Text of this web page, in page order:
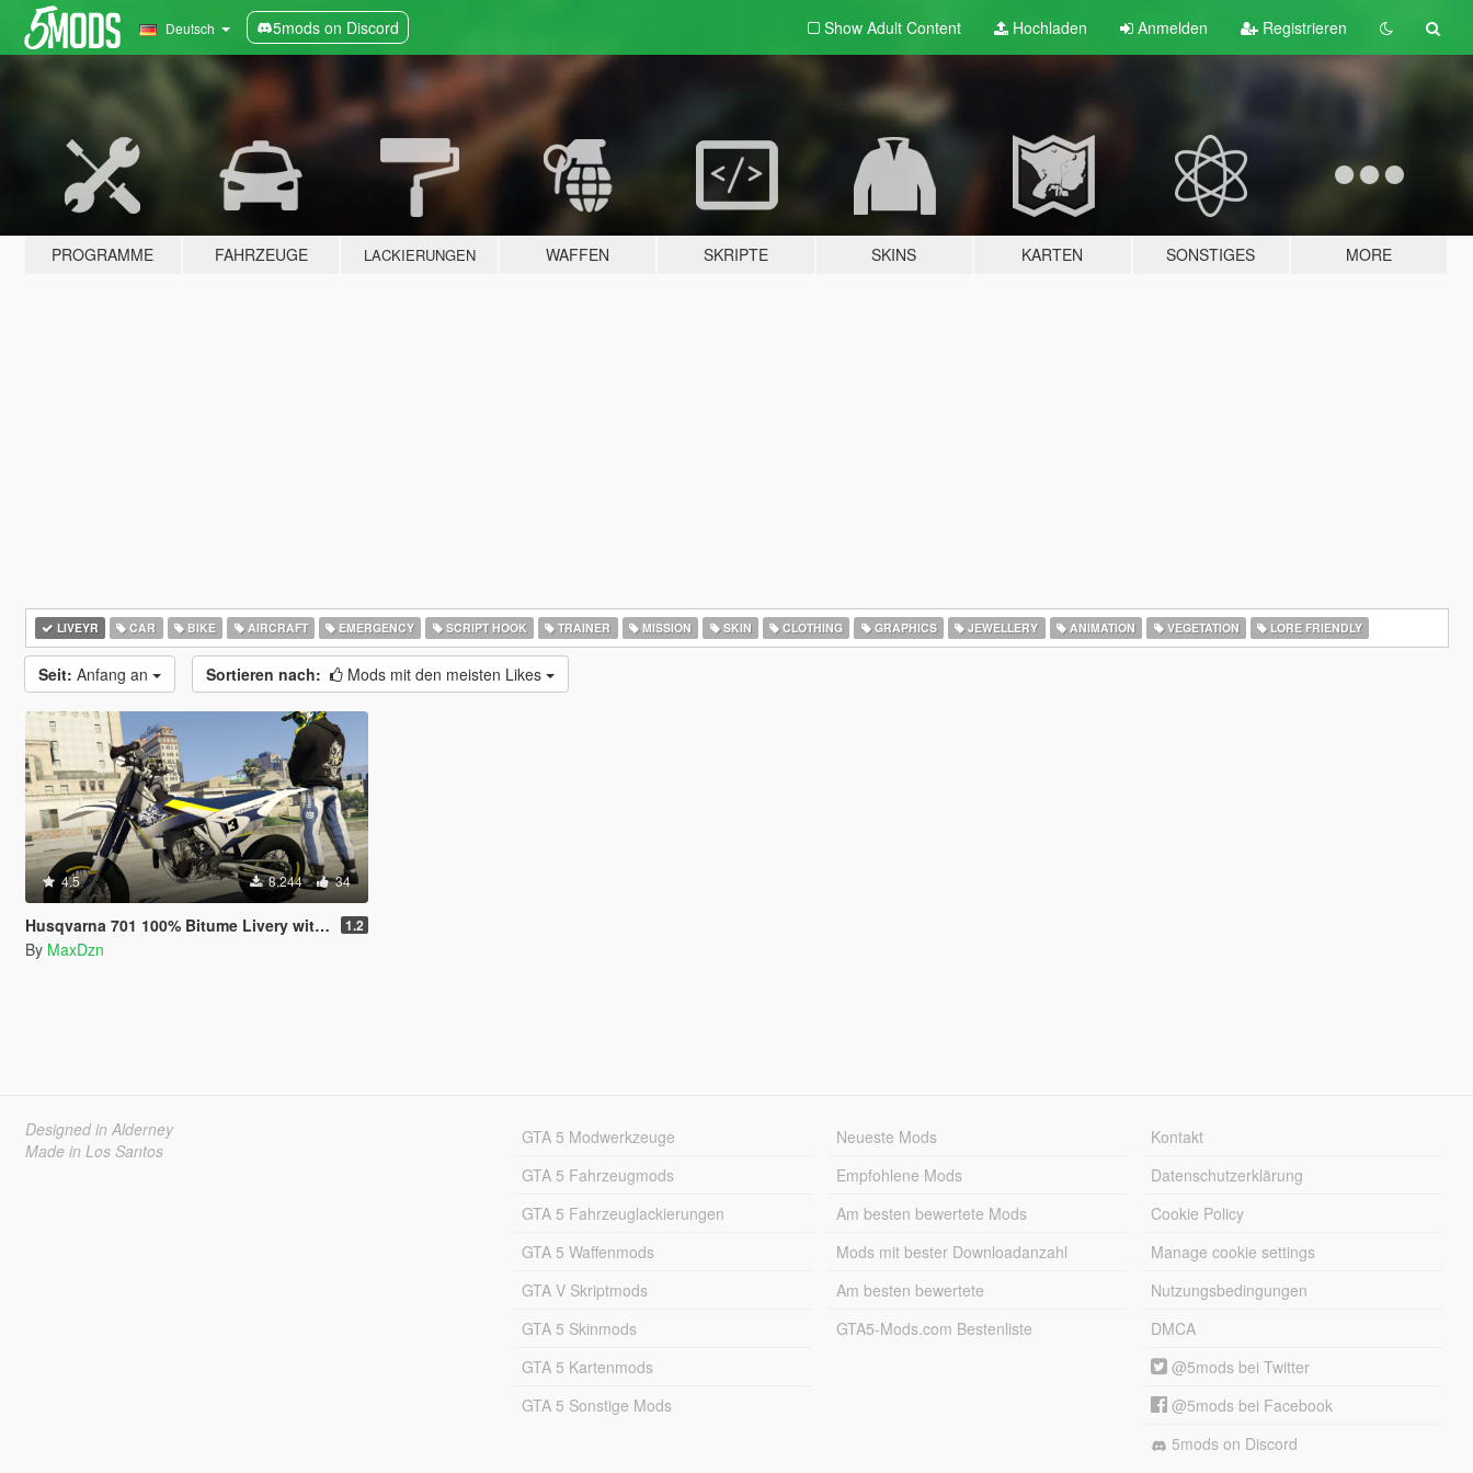
Deutsch 5mods on Discord Show Adult Content Hochladen Anmelden Registrieren
PROGRAMME FAHRZEUGE LACKIERUNGEN WAFFEN SKRIPTE SKINS KARTEN SONSTIGES MORE
LIVEYR CAR BIKE AIRCRAFT EMERGENCY SCRIPT HOOK TRAINER MISSION SKIN CLOTHING GRAPHICS JEWELLERY ANIMATION VEGETATION LORE FRIENDLY
Seit: Anfang an Sortieren nach: Mods mit den meisten Likes
4.5 8.244 34
Husqvarna 701 100% Bitume Livery with Sound 1.2
By MaxDzn
Designed in Alderney
Made in Los Santos
GTA 5 Modwerkzeuge
GTA 5 Fahrzeugmods
GTA 5 Fahrzeuglackierungen
GTA 5 Waffenmods
GTA V Skriptmods
GTA 5 Skinmods
GTA 5 Kartenmods
GTA 5 Sonstige Mods
Neueste Mods
Empfohlene Mods
Am besten bewertete Mods
Mods mit bester Downloadanzahl
Am besten bewertete
GTA5-Mods.com Bestenliste
Kontakt
Datenschutzerklärung
Cookie Policy
Manage cookie settings
Nutzungsbedingungen
DMCA
@5mods bei Twitter
@5mods bei Facebook
5mods on Discord